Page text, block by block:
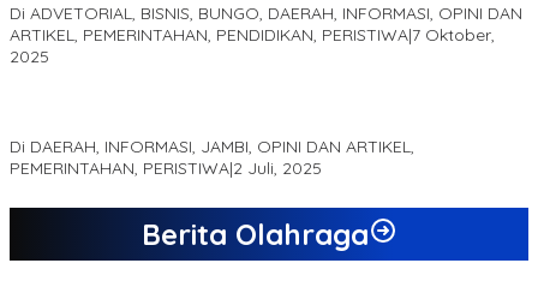
Di ADVETORIAL, BISNIS, BUNGO, DAERAH, INFORMASI, OPINI DAN
ARTIKEL, PEMERINTAHAN, PENDIDIKAN, PERISTIWA|7 Oktober,
2025
Di DAERAH, INFORMASI, JAMBI, OPINI DAN ARTIKEL,
PEMERINTAHAN, PERISTIWA|2 Juli, 2025
Berita Olahraga